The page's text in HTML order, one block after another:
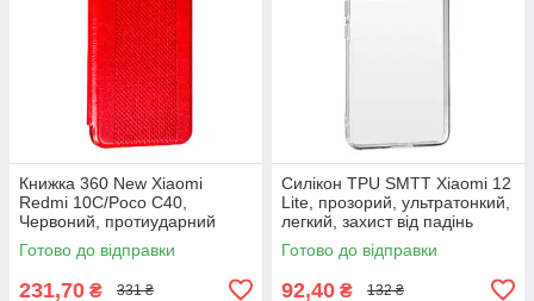
Книжка 360 New Xiaomi
Redmi 10C/Poco C40,
Червоний, протиударний
чохол з екокожі
Готово до відправки
231,70 ₴ 331 ₴
Силікон TPU SMTT Xiaomi 12
Lite, прозорий, ультратонкий,
легкий, захист від падінь
Готово до відправки
92,40 ₴ 132 ₴